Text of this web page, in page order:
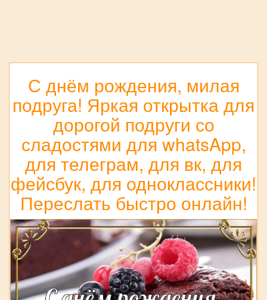
С днём рождения, милая
подруга! Яркая открытка для
дорогой подруги со
сладостями для whatsApp,
для телеграм, для вк, для
фейсбук, для одноклассники!
Переслать быстро онлайн!